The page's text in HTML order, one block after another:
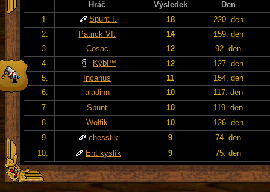
Hráč Výsledek
Den
1.
Spunt I. 18
220. den
2.
Patrick VI. 14
159. den
3.
Cosac 12
92. den
4.
Kýbl™ 12
127. den
5.
Incanus 11
154. den
6.
aladinn 10
117. den
7.
Spunt 10
119. den
8.
Wolfik 10
126. den
9.
chesstik 9
74. den
10.
Ent kyslík 9 75. den